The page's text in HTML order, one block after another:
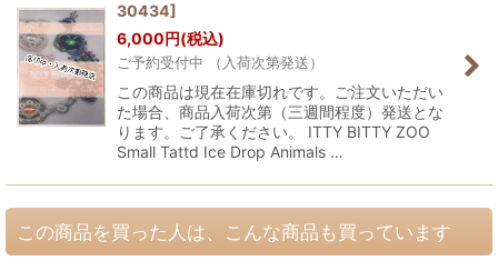
30434]
6,000円(税込)
ご予約受付中 （入荷次第発送）
この商品は現在在庫切れです。ご注文いただい
た場合、商品入荷次第（三週間程度）発送とな
ります。ご了承ください。 ITTY BITTY ZOO
Small Tattd Ice Drop Animals …
この商品を買った人は、こんな商品も買っています